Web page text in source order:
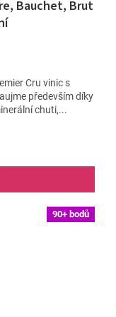
Bauchet, Brut
Cru vinic s
především díky
chuti,...
90+ bodů